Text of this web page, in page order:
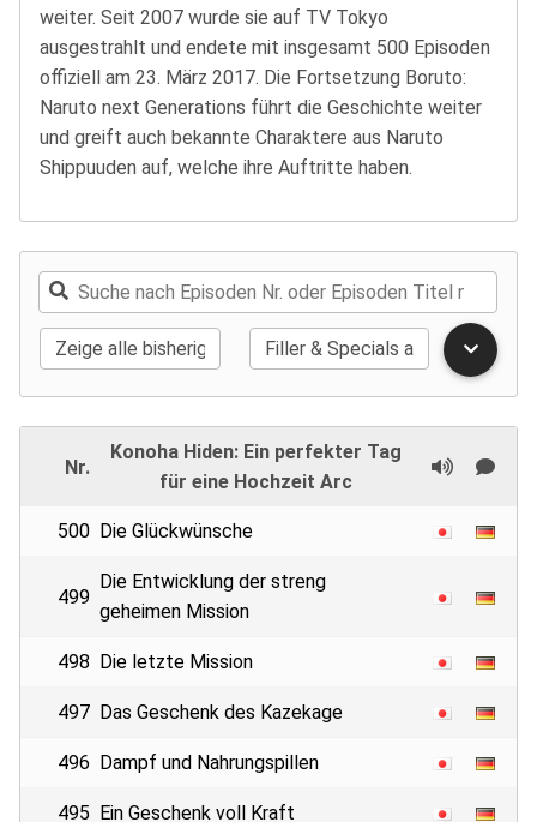
weiter. Seit 2007 wurde sie auf TV Tokyo
ausgestrahlt und endete mit insgesamt 500 Episoden
offiziell am 23. März 2017. Die Fortsetzung Boruto:
Naruto next Generations führt die Geschichte weiter
und greift auch bekannte Charaktere aus Naruto
Shippuuden auf, welche ihre Auftritte haben.
Nr.
Konoha Hiden: Ein perfekter Tag
für eine Hochzeit Arc
500 Die Glückwünsche
499
Die Entwicklung der streng
geheimen Mission
498 Die letzte Mission
497 Das Geschenk des Kazekage
496 Dampf und Nahrungspillen
495 Ein Geschenk voll Kraft